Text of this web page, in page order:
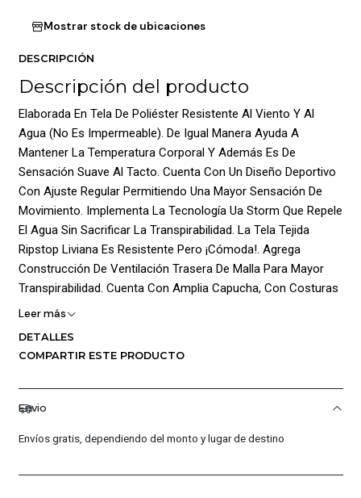
Mostrar stock de ubicaciones
DESCRIPCIÓN
Descripción del producto
Elaborada En Tela De Poliéster Resistente Al Viento Y Al
Agua (No Es Impermeable). De Igual Manera Ayuda A
Mantener La Temperatura Corporal Y Además Es De
Sensación Suave Al Tacto. Cuenta Con Un Diseño Deportivo
Con Ajuste Regular Permitiendo Una Mayor Sensación De
Movimiento. Implementa La Tecnología Ua Storm Que Repele
El Agua Sin Sacrificar La Transpirabilidad. La Tela Tejida
Ripstop Liviana Es Resistente Pero ¡Cómoda!. Agrega
Construcción De Ventilación Trasera De Malla Para Mayor
Transpirabilidad. Cuenta Con Amplia Capucha, Con Costuras
Planas Para Un Ajuste Suave Y Cómodo. También Cuenta
¡Composición! 100% Poliéster.
Leer más
DETALLES
COMPARTIR ESTE PRODUCTO
Envio
Envíos gratis, dependiendo del monto y lugar de destino